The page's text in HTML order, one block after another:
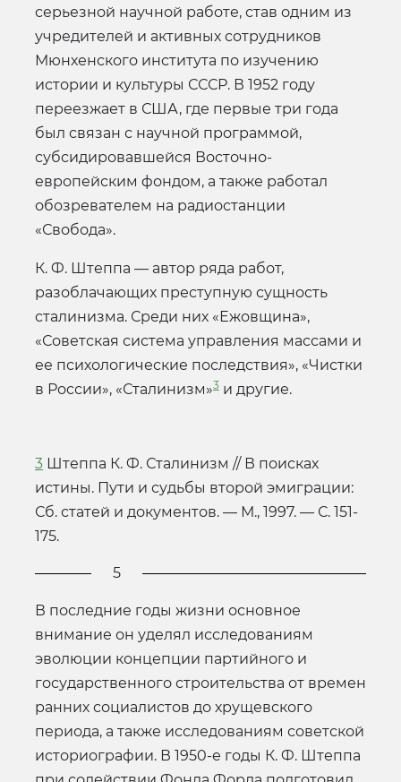
серьезной научной работе, став одним из
учредителей и активных сотрудников
Мюнхенского института по изучению
истории и культуры СССР. В 1952 году
переезжает в США, где первые три года
был связан с научной программой,
субсидировавшейся Восточно-
европейским фондом, а также работал
обозревателем на радиостанции
«Свобода».
К. Ф. Штеппа — автор ряда работ,
разоблачающих преступную сущность
сталинизма. Среди них «Ежовщина»,
«Советская система управления массами и
ее психологические последствия», «Чистки
в России», «Сталинизм»3 и другие.
3 Штеппа К. Ф. Сталинизм // В поисках
истины. Пути и судьбы второй эмиграции:
Сб. статей и документов. — М., 1997. — С. 151-
175.
5
В последние годы жизни основное
внимание он уделял исследованиям
эволюции концепции партийного и
государственного строительства от времен
ранних социалистов до хрущевского
периода, а также исследованиям советской
историографии. В 1950-е годы К. Ф. Штеппа